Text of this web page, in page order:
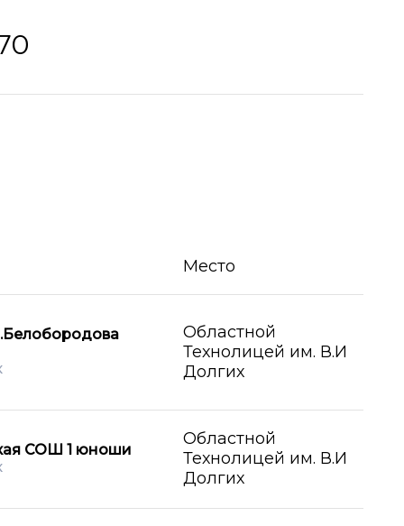
Место
Областной
Технолицей им. В.И
Долгих
СОШ 1 юноши
Областной
Технолицей им. В.И
Долгих